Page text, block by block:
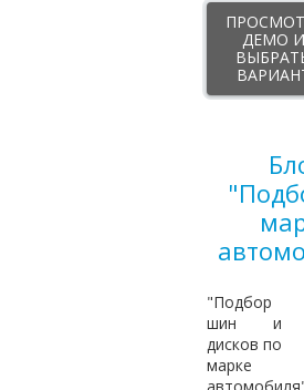
ДЕМО И
"Подбор
шин и
дисков по
марке